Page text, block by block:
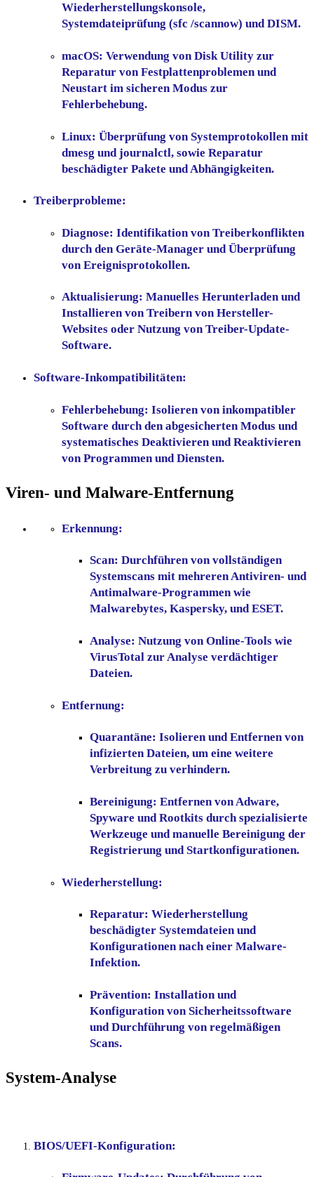
Wiederherstellungskonsole,
Systemdateiprüfung (sfc /scannow) und DISM.
macOS: Verwendung von Disk Utility zur
Reparatur von Festplattenproblemen und
Neustart im sicheren Modus zur
Fehlerbehebung.
Linux: Überprüfung von Systemprotokollen mit
dmesg und journalctl, sowie Reparatur
beschädigter Pakete und Abhängigkeiten.
Treiberprobleme:
Diagnose: Identifikation von Treiberkonflikten
durch den Geräte-Manager und Überprüfung
von Ereignisprotokollen.
Aktualisierung: Manuelles Herunterladen und
Installieren von Treibern von Hersteller-
Websites oder Nutzung von Treiber-Update-
Software.
Software-Inkompatibilitäten:
Fehlerbehebung: Isolieren von inkompatibler
Software durch den abgesicherten Modus und
systematisches Deaktivieren und Reaktivieren
von Programmen und Diensten.
Viren- und Malware-Entfernung
Erkennung:
Scan: Durchführen von vollständigen
Systemscans mit mehreren Antiviren- und
Antimalware-Programmen wie
Malwarebytes, Kaspersky, und ESET.
Analyse: Nutzung von Online-Tools wie
VirusTotal zur Analyse verdächtiger
Dateien.
Entfernung:
Quarantäne: Isolieren und Entfernen von
infizierten Dateien, um eine weitere
Verbreitung zu verhindern.
Bereinigung: Entfernen von Adware,
Spyware und Rootkits durch spezialisierte
Werkzeuge und manuelle Bereinigung der
Registrierung und Startkonfigurationen.
Wiederherstellung:
Reparatur: Wiederherstellung
beschädigter Systemdateien und
Konfigurationen nach einer Malware-
Infektion.
Prävention: Installation und
Konfiguration von Sicherheitssoftware
und Durchführung von regelmäßigen
Scans.
System-Analyse
BIOS/UEFI-Konfiguration: